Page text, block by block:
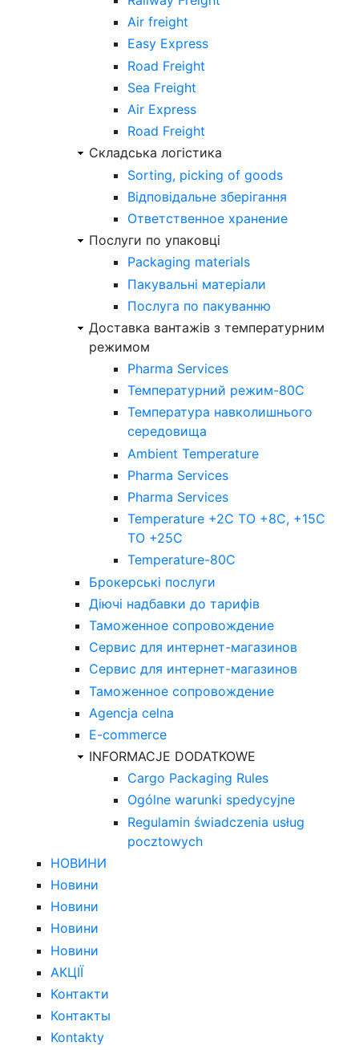
Air freight
Easy Express
Road Freight
Sea Freight
Air Express
Road Freight
Складська логістика
Sorting, picking of goods
Відповідальне зберігання
Ответственное хранение
Послуги по упаковці
Packaging materials
Пакувальнi матерiали
Послуга по пакуванню
Доставка вантажів з температурним
режимом
Pharma Services
Температурний режим-80С
Температура навколишнього
середовища
Ambient Temperature
Pharma Services
Pharma Services
Temperature +2C TO +8С, +15C
TO +25С
Temperature-80С
Брокерські послуги
Діючі надбавки до тарифів
Таможенное сопровождение
Сервис для интернет-магазинов
Сервис для интернет-магазинов
Таможенное сопровождение
Agencja celna
E-commerce
INFORMACJE DODATKOWE
Cargo Packaging Rules
Ogólne warunki spedycyjne
Regulamin świadczenia usług
pocztowych
НОВИНИ
Новини
Новини
Новини
Новини
АКЦІЇ
Контакти
Контакты
Kontakty